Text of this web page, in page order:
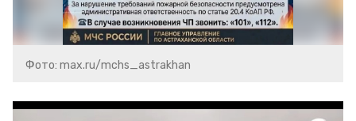
Фото: max.ru/mchs_astrakhan